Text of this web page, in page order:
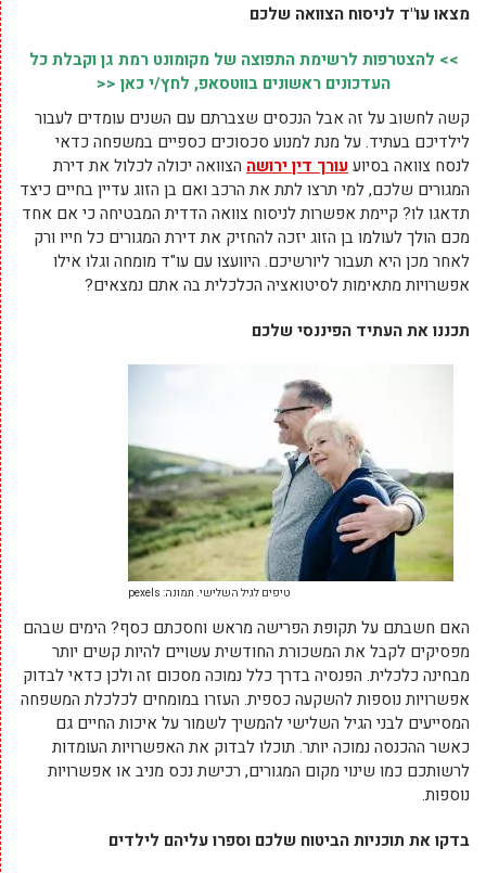
מצאו עו"ד לניסוח הצוואה שלכם
>> להצטרפות לרשימת התפוצה של מקומונט רמת גן וקבלת כל
העדכונים ראשונים בווטסאפ, לחץ/י כאן <<
קשה לחשוב על זה אבל הנכסים שצברתם עם השנים עומדים לעבור
לילדיכם בעתיד. על מנת למנוע סכסוכים כספיים במשפחה כדאי
לנסח צוואה בסיועעורך דין ירושה הצוואה יכולה לכלול את דירת
המגורים שלכם, למי תרצו לתת את הרכב ואם בן הזוג עדיין בחיים כיצד
תדאגו לו? קיימת אפשרות לניסוח צוואה הדדית המבטיחה כי אם אחד
מכם הולך לעולמו בן הזוג יזכה להחזיק את דירת המגורים כל חייו ורק
לאחר מכן היא תעבור ליורשיכם. היוועצו עם עו"ד מומחה וגלו אילו
אפשרויות מתאימות לסיטואציה הכלכלית בה אתם נמצאים?
תכננו את העתיד הפיננסי שלכם
טיפים לגיל השלישי. תמונה: pexels
האם חשבתם על תקופת הפרישה מראש וחסכתם כסף? הימים שבהם
מפסיקים לקבל את המשכורת החודשית עשויים להיות קשים יותר
מבחינה כלכלית. הפנסיה בדרך כלל נמוכה מסכום זה ולכן כדאי לבדוק
אפשרויות נוספות להשקעה כספית. העזרו במומחים לכלכלת המשפחה
המסייעים לבני הגיל השלישי להמשיך לשמור על איכות החיים גם
כאשר ההכנסה נמוכה יותר. תוכלו לבדוק את האפשרויות העומדות
לרשותכם כמו שינוי מקום המגורים, רכישת נכס מניב או אפשרויות
נוספות.
בדקו את תוכניות הביטוח שלכם וספרו עליהם לילדים